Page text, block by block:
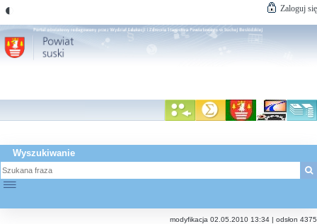
◐ Zaloguj się
Wyszukiwanie
☰
modyfikacja 02.05.2010 13:34 | odsłon 4375